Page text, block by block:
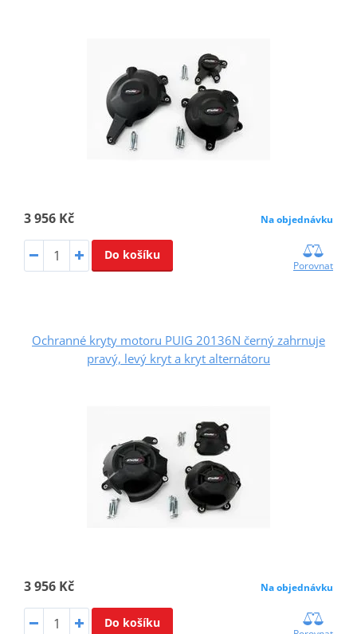
3 956 Kč Na objednávku
Do košíku
Porovnat
Ochranné kryty motoru PUIG 20136N černý zahrnuje
pravý, levý kryt a kryt alternátoru
3 956 Kč Na objednávku
Do košíku